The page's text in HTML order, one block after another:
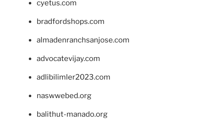
cyetus.com
bradfordshops.com
almadenranchsanjose.com
advocatevijay.com
adlibilimler2023.com
naswwebed.org
balithut-manado.org